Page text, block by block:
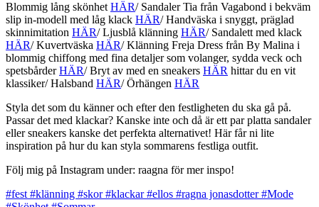
Blommig lång skönhet HÄR/ Sandaler Tia från Vagabond i bekväm
slip in-modell med låg klack HÄR/ Handväska i snyggt, präglad
skinnimitation HÄR/ Ljusblå klänning HÄR/ Sandalett med klack
HÄR/ Kuvertväska HÄR/ Klänning Freja Dress från By Malina i
blommig chiffong med fina detaljer som volanger, sydda veck och
spetsbårderHÄR/ Bryt av med en sneakers HÄR hittar du en vit
klassiker/ Halsband HÄR/ Örhängen HÄR
Styla det som du känner och efter den festligheten du ska gå på.
Passar det med klackar? Kanske inte och då är ett par platta sandaler
eller sneakers kanske det perfekta alternativet! Här får ni lite
inspiration på hur du kan styla sommarens festliga outfit.
Följ mig på Instagram under: raagna för mer inspo!
#fest #klänning #skor#klackar#ellos #ragna jonasdotter#Mode